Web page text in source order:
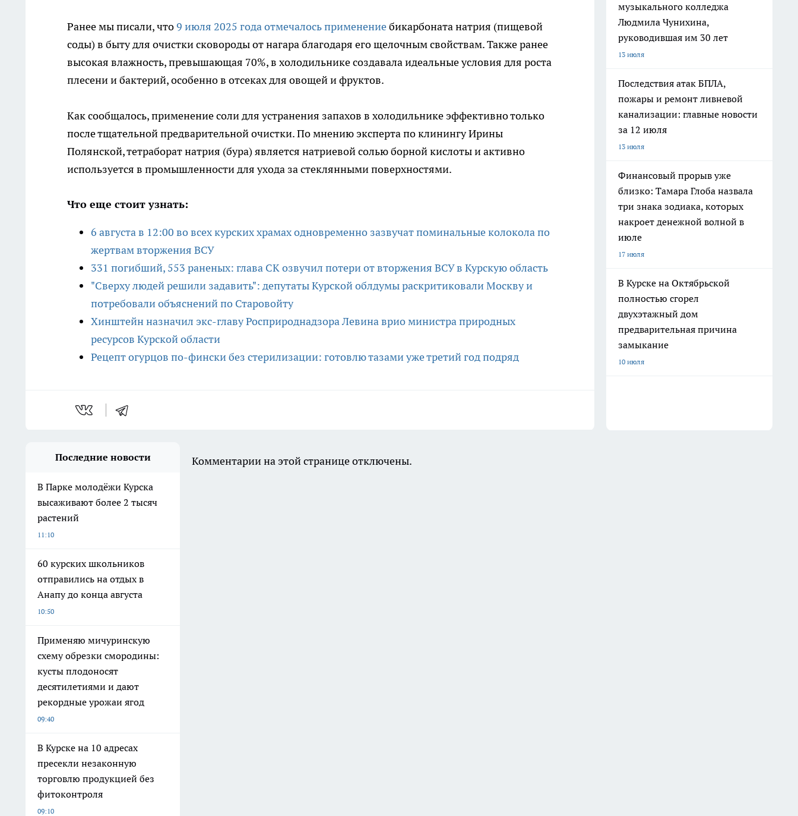
Ранее мы писали, что9 июля 2025 года отмечалось применениебикарбоната натрия (пищевой
соды) в быту для очистки сковороды от нагара благодаря его щелочным свойствам. Также ранее
высокая влажность, превышающая 70%, в холодильнике создавала идеальные условия для роста
плесени и бактерий, особенно в отсеках для овощей и фруктов.
Как сообщалось, применение соли для устранения запахов в холодильнике эффективно только
после тщательной предварительной очистки. По мнению эксперта по клинингу Ирины
Полянской, тетраборат натрия (бура) является натриевой солью борной кислоты и активно
используется в промышленности для ухода за стеклянными поверхностями.
Что еще стоит узнать:
6 августа в 12:00 во всех курских храмах одновременно зазвучат поминальные колокола по
жертвам вторжения ВСУ
331 погибший, 553 раненых: глава СК озвучил потери от вторжения ВСУ в Курскую область
"Сверху людей решили задавить": депутаты Курской облдумы раскритиковали Москву и
потребовали объяснений по Старовойту
Хинштейн назначил экс-главу Росприроднадзора Левина врио министра природных
ресурсов Курской области
Рецепт огурцов по-фински без стерилизации: готовлю тазами уже третий год подряд
музыкального колледжа
Людмила Чунихина,
руководившая им 30 лет
13 июля
Последствия атак БПЛА,
пожары и ремонт ливневой
канализации: главные новости
за 12 июля
13 июля
Финансовый прорыв уже
близко: Тамара Глоба назвала
три знака зодиака, которых
накроет денежной волной в
июле
17 июля
В Курске на Октябрьской
полностью сгорел
двухэтажный дом
предварительная причина
замыкание
10 июля
Последние новости
В Парке молодёжи Курска
высаживают более 2 тысяч
растений
11:10
60 курских школьников
отправились на отдых в
Анапу до конца августа
10:50
Применяю мичуринскую
схему обрезки смородины:
кусты плодоносят
десятилетиями и дают
рекордные урожаи ягод
09:40
В Курске на 10 адресах
пресекли незаконную
торговлю продукцией без
фитоконтроля
09:10
Комментарии на этой странице отключены.